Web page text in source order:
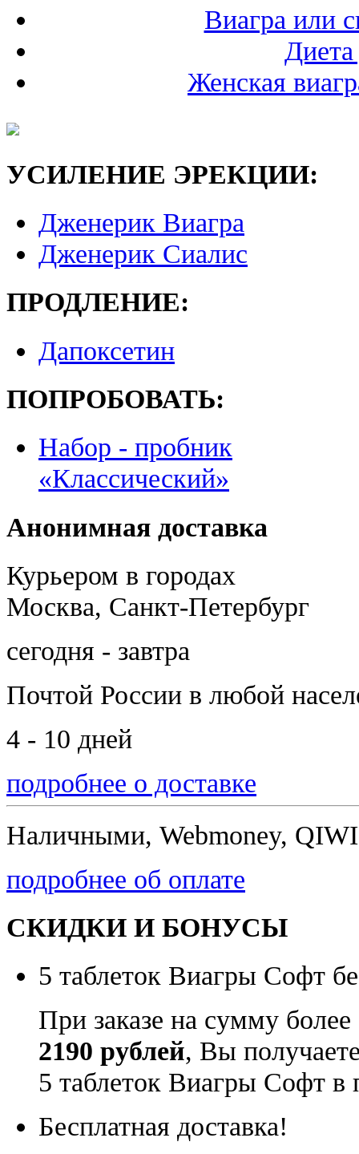
Виагра или
Женская
УСИЛЕНИЕ ЭРЕКЦИИ:
Дженерик Виагра
Дженерик Сиалис
ПРОДЛЕНИЕ:
Дапоксетин
ПОПРОБОВАТЬ:
Набор - пробник
«Классический»
Анонимная доставка
Курьером в городах
Москва, Санкт-Петербург
сегодня - завтра
Почтой России в любой
4 - 10 дней
подробнее о доставке
Наличными, Webmoney,
подробнее об оплате
СКИДКИ И БОНУСЫ
5 таблеток Виагры Софт
При заказе на сумму более
2190 рублей, Вы
5 таблеток Виагры Софт в
Бесплатная доставка!